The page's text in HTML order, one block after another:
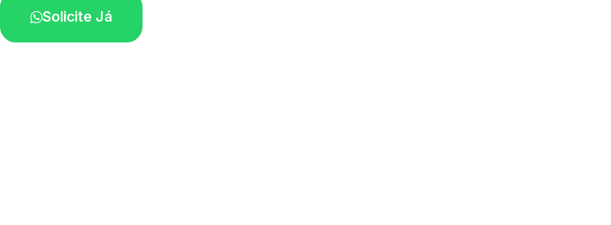
Solicite Já